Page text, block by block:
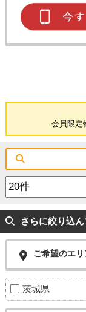
会員限定
さらに絞り込
ご希望のエ
茨城県